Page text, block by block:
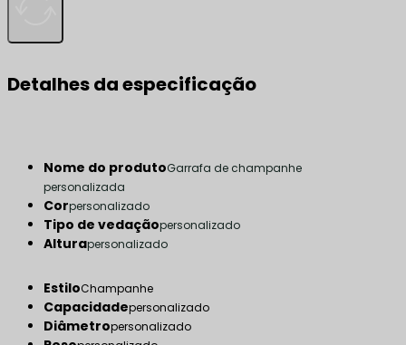
Detalhes da especificação
Nome do produtoGarrafa de champanhe
personalizada
Corpersonalizado
Tipo de vedaçãopersonalizado
Alturapersonalizado
EstiloChampanhe
Capacidadepersonalizado
Diâmetropersonalizado